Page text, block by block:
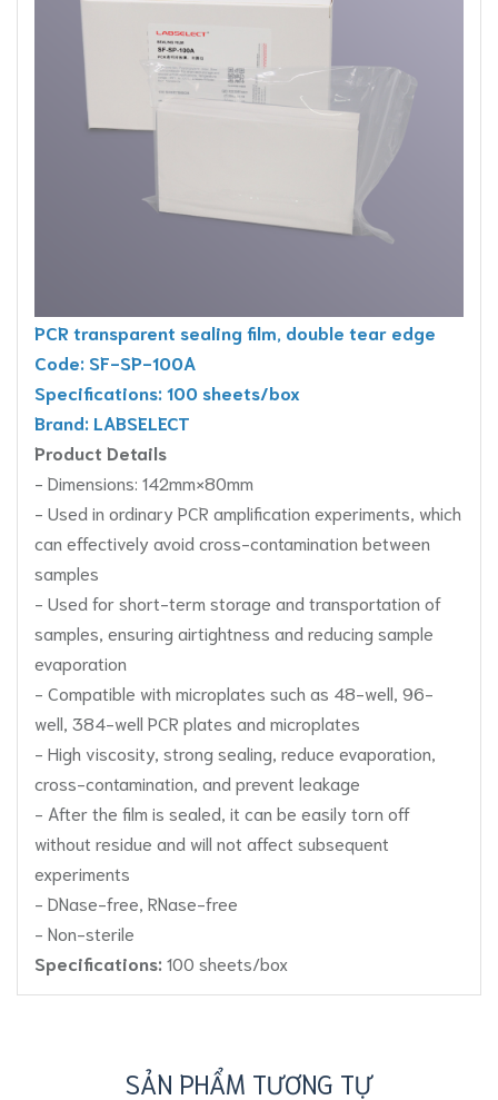
PCR transparent sealing film, double tear edge
Code: SF-SP-100A
Specifications: 100 sheets/box
Brand: LABSELECT
Product Details
- Dimensions: 142mm×80mm
- Used in ordinary PCR amplification experiments, which
can effectively avoid cross-contamination between
samples
- Used for short-term storage and transportation of
samples, ensuring airtightness and reducing sample
evaporation
- Compatible with microplates such as 48-well, 96-
well, 384-well PCR plates and microplates
- High viscosity, strong sealing, reduce evaporation,
cross-contamination, and prevent leakage
- After the film is sealed, it can be easily torn off
without residue and will not affect subsequent
experiments
- DNase-free, RNase-free
- Non-sterile
Specifications: 100 sheets/box
SẢN PHẨM TƯƠNG TỰ